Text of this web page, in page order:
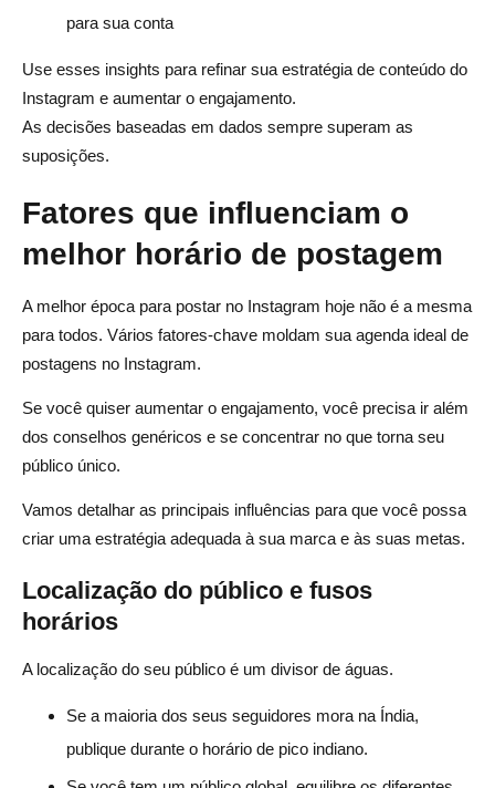
para sua conta
Use esses insights para refinar sua estratégia de conteúdo do
Instagram e aumentar o engajamento.
As decisões baseadas em dados sempre superam as
suposições.
Fatores que influenciam o
melhor horário de postagem
A melhor época para postar no Instagram hoje não é a mesma
para todos. Vários fatores-chave moldam sua agenda ideal de
postagens no Instagram.
Se você quiser aumentar o engajamento, você precisa ir além
dos conselhos genéricos e se concentrar no que torna seu
público único.
Vamos detalhar as principais influências para que você possa
criar uma estratégia adequada à sua marca e às suas metas.
Localização do público e fusos
horários
A localização do seu público é um divisor de águas.
Se a maioria dos seus seguidores mora na Índia,
publique durante o horário de pico indiano.